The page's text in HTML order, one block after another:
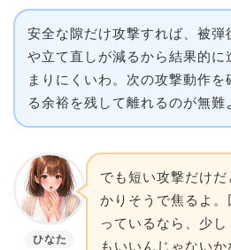
安全な隙だけ攻撃すれば、被弾
や立て直しが減るから結果的に
まりにくいわ。次の攻撃動作を
る余裕を残して離れるのが無難
ひなた
でも短い攻撃だけ
かりそうで焦るよ
っているなら、少
もいいんじゃないか